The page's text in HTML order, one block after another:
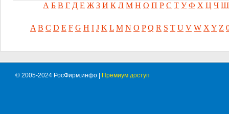
А Б В Г Д Е Ж З И К Л М Н О П Р С Т У Ф Х Ц Ч Ш
A B C D E F G H I J K L M N O P Q R S T U V W X Y Z
© 2005-2024 РосФирм.инфо | Премиум доступ